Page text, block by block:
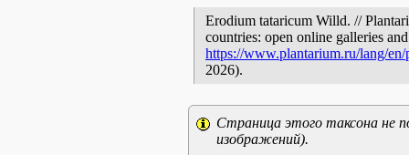
Erodium tataricum Willd. //
countries: open online galleries
https://www.plantarium.ru/lang/
2026).
Страница этого таксона не
изображений).